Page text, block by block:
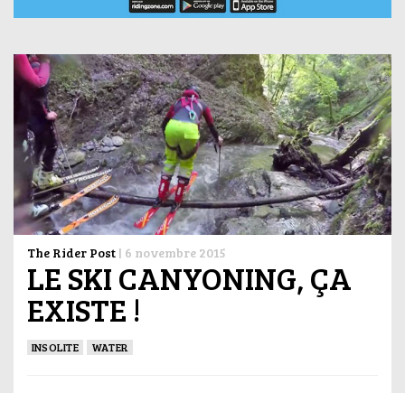
The Rider Post | 6 novembre 2015
LE SKI CANYONING, ÇA
EXISTE !
INSOLITE WATER